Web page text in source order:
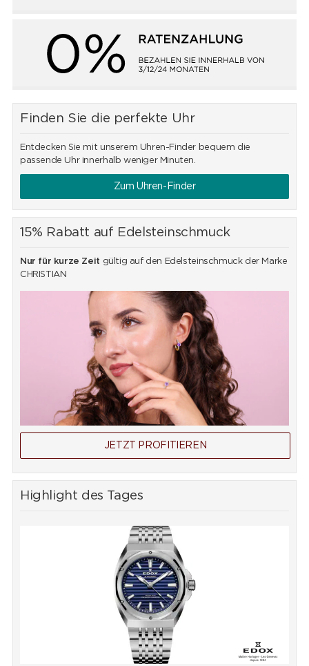
Finden Sie die perfekte Uhr
Entdecken Sie mit unserem Uhren-Finder bequem die
passende Uhr innerhalb weniger Minuten.
Zum Uhren-Finder
15% Rabatt auf Edelsteinschmuck
Nur für kurze Zeit gültig auf den Edelsteinschmuck der Marke
CHRISTIAN
JETZT PROFITIEREN
Highlight des Tages